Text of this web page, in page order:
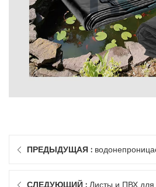
ПРЕДЫДУЩАЯ :
ремонта протечек
СЛЕДУЮЩИЙ : Листы и ПВХ для